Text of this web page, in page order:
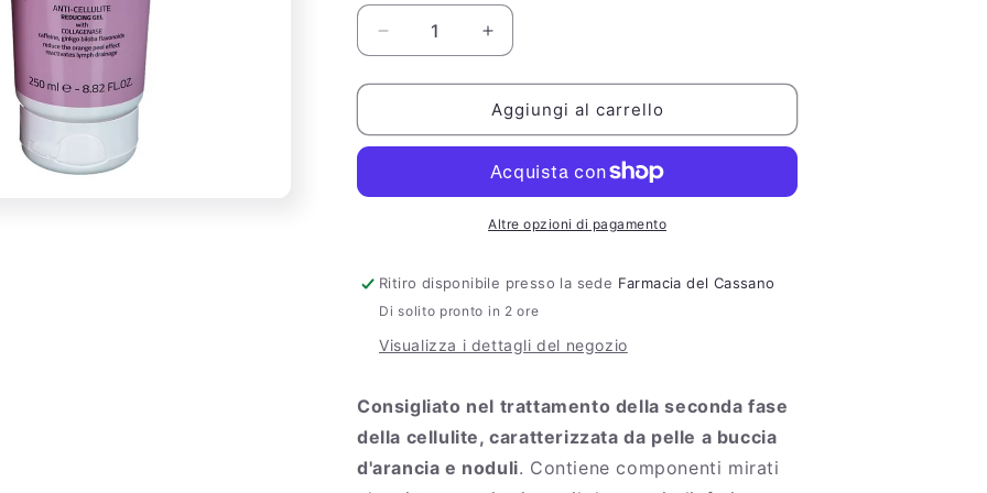
Diminuisci
quantità
per
anticellulite
250ml
Aumenta
quantità
per
Euphidra
anticellulite
riducente
250ml
Aggiungi al carrello
Altre opzioni di pagamento
Ritiro disponibile presso la sede Farmacia del Cassano
Di solito pronto in 2 ore
Visualizza i dettagli del negozio
Consigliato nel trattamento della seconda fase
della cellulite, caratterizzata da pelle a buccia
d'arancia e noduli. Contiene componenti mirati